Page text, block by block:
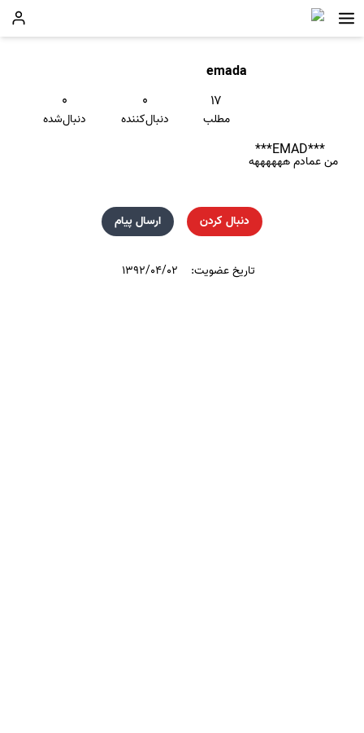
emada
۱۷
مطلب
۰
دنبال‌کننده
۰
دنبال‌شده
***EMAD***
من عمادم ههههههه
دنبال کردن ارسال پیام
تاریخ عضویت: ۱۳۹۲/۰۴/۰۲